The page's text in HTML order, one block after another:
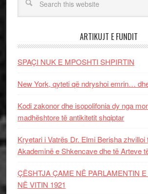
ARTIKUJT E FUNDIT
SPAÇI NUK E MPOSHTI SHPIRTIN
New York, qyteti që ndryshoi emrin…
Kodi zakonor dhe isopolifonia dy nga
madhështore të antikitetit shqiptar
Kryetari i Vatrës Dr. Elmi Berisha zhvilloi
Akademinë e Shkencave dhe të Arteve
ÇËSHTJA ÇAME NË PARLAMENTIN
NË VITIN 1921